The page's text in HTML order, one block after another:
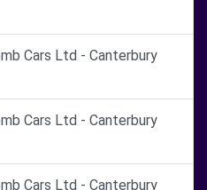
Cars Ltd - Canterbury
Cars Ltd - Canterbury
Cars Ltd - Canterbury